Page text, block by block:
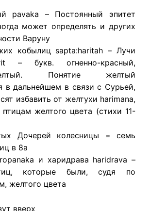
pavaka – Постоянный эпитет
может определять и других
Варуну
кобылиц sapta:haritah – Лучи
– букв. огненно-красный,
желтый. Понятие желтый
в дальнейшем в связи с Сурьей,
избавить от желтухи harimana,
желтого цвета (стихи 11-
Дочерей колесницы = семь
в 8a
и харидрава haridrava –
которые были, судя по
желтого цвета
вверх